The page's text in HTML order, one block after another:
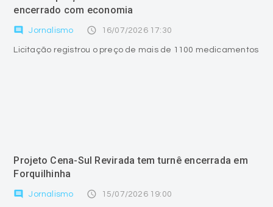
encerrado com economia
comment Jornalismo access_time 16/07/2026 17:30
Licitação registrou o preço de mais de 1100 medicamentos
Projeto Cena-Sul Revirada tem turnê encerrada em
Forquilhinha
comment Jornalismo access_time 15/07/2026 19:00